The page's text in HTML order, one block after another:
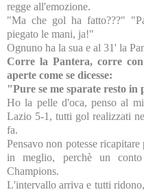
regge all'emozione.
"Ma che gol ha fatto???"
piegato le mani, ja!"
Ognuno ha la sua e al 31' la
Corre la Pantera, corre
aperte come se dicesse:
"Pure se me sparate resto in
Ho la pelle d'oca, penso al
Lazio 5-1, tutti gol realizzati
fa.
Pensavo non potesse
in meglio, perchè un
Champions.
L'intervallo arriva e tutti